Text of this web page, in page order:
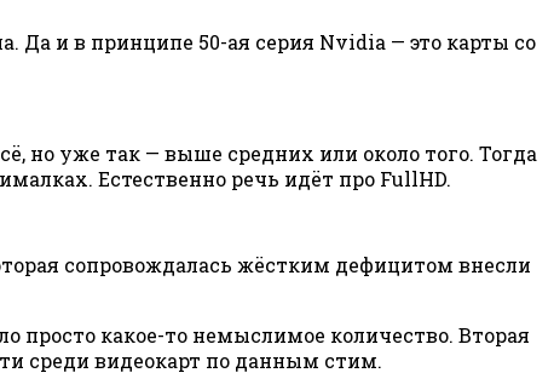
Да и в принципе 50-ая серия Nvidia — это карты со
но уже так — выше средних или около того. Тогда
Естественно речь идёт про FullHD.
сопровождалась жёстким дефицитом внесли
какое-то немыслимое количество. Вторая
среди видеокарт по данным стим.